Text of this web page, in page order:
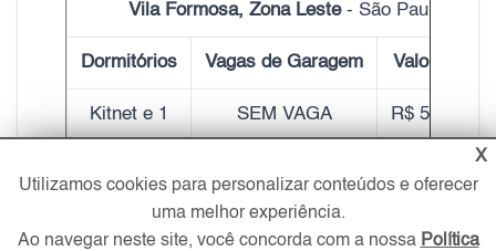
Vila Formosa, Zona Leste- São Paulo
Dormitórios Vagas de Garagem Valor do m²
Kitnet e 1 SEM VAGA R$ 5.820,00
R$ 5.900,00
2
X
Utilizamos cookies para personalizar conteúdos e oferecer
uma melhor experiência.
Ao navegar neste site, você concorda com a nossa Política